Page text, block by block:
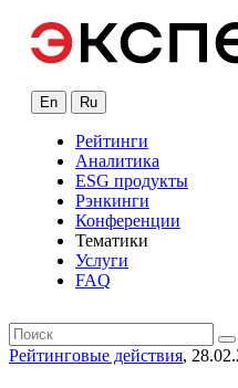
En Ru
Рейтинги
Аналитика
ESG продукты
Рэнкинги
Конференции
Тематики
Услуги
FAQ
Рейтинговые действия,